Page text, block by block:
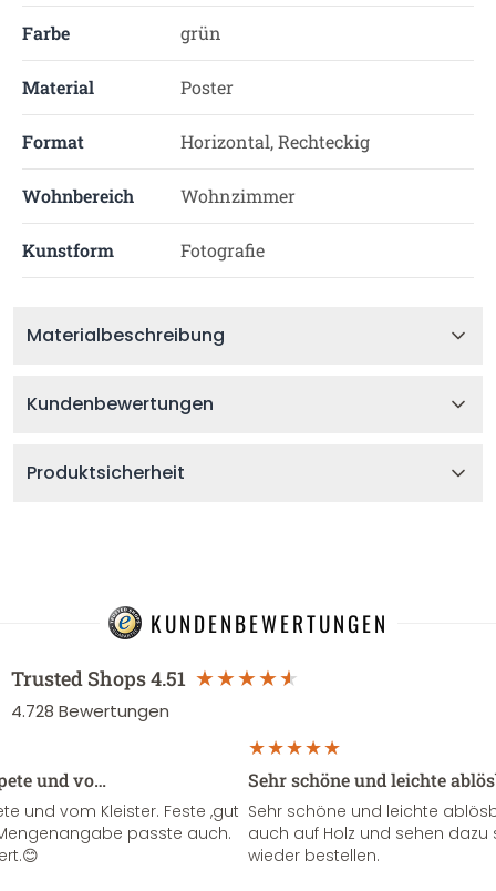
Farbe grün
Material Poster
Format Horizontal, Rechteckig
Wohnbereich Wohnzimmer
Kunstform Fotografie
Materialbeschreibung
Kundenbewertungen
Produktsicherheit
KUNDENBEWERTUNGEN
Trusted Shops4.51
4.728 Bewertungen
und vo…
und vom Kleister. Feste ,gut
passte auch.
Sehr schöne und leichte
Sehr schöne und leichte
auch auf Holz und sehen
wieder bestellen.